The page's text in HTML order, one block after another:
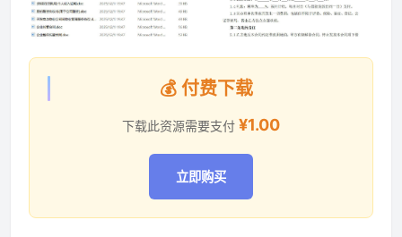
💰 付费下载
下载此资源需要支付 ¥1.00
立即购买